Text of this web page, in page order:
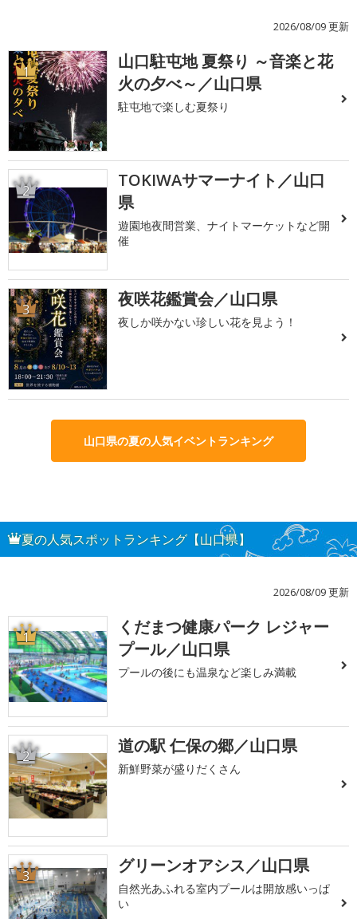
2026/08/09 更新
1
山口駐屯地 夏祭り ～音楽と花
火の夕べ～／山口県
駐屯地で楽しむ夏祭り
2
TOKIWAサマーナイト／山口
県
遊園地夜間営業、ナイトマーケットなど開
催
3 夜咲花鑑賞会／山口県
夜しか咲かない珍しい花を見よう！
山口県の夏の人気イベントランキング
夏の人気スポットランキング【山口県】
2026/08/09 更新
1
くだまつ健康パーク レジャー
プール／山口県
プールの後にも温泉など楽しみ満載
2 道の駅 仁保の郷／山口県
新鮮野菜が盛りだくさん
3 グリーンオアシス／山口県
自然光あふれる室内プールは開放感いっぱ
い